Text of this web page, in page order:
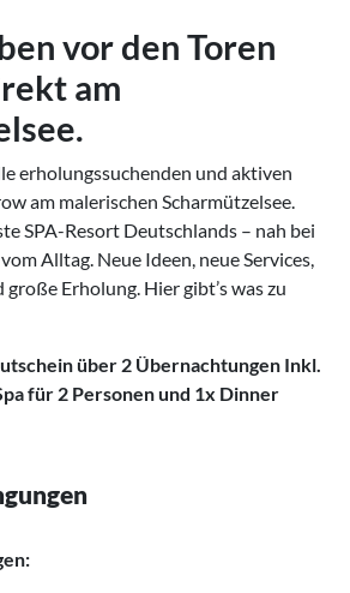
vor den Toren
am
erholungssuchenden und aktiven
am malerischen Scharmützelsee.
SPA-Resort Deutschlands – nah bei
Alltag. Neue Ideen, neue Services,
Erholung. Hier gibt’s was zu
über 2 Übernachtungen Inkl.
für 2 Personen und 1x Dinner